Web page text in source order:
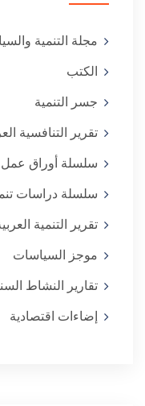
مجلة التنمية
الكتب
جسر التنمية
تقرير التنافسية
سلسلة أوراق عمل
سلسلة دراسات
تقرير التنمية
موجز السياسات
تقارير النشاط
إضاءات اقتصادية